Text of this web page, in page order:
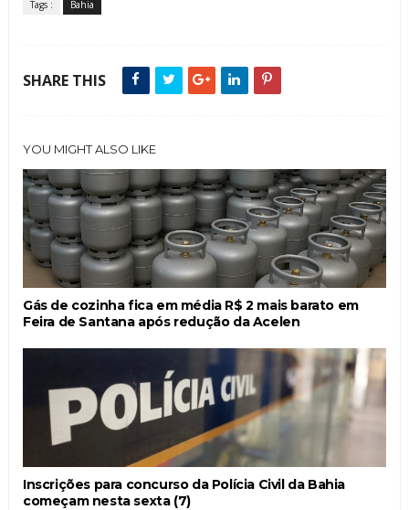
Tags : Bahia
SHARE THIS
YOU MIGHT ALSO LIKE
Gás de cozinha fica em média R$ 2 mais barato em
Feira de Santana após redução da Acelen
Inscrições para concurso da Polícia Civil da Bahia
começam nesta sexta (7)